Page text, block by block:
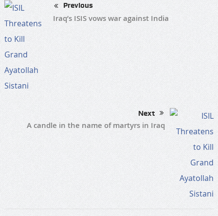
Previous
Iraq’s ISIS vows war against India
Next
A candle in the name of martyrs in Iraq